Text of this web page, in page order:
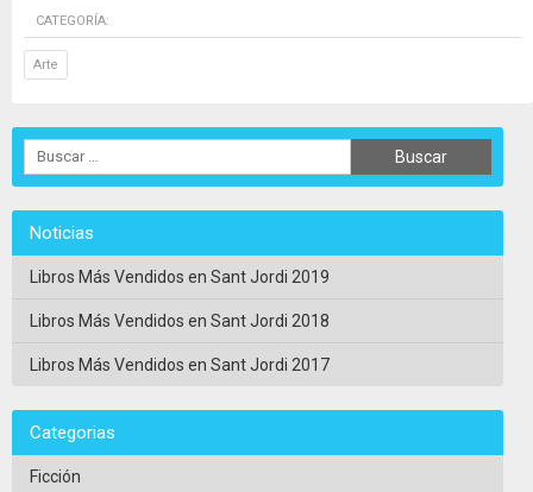
CATEGORÍA:
Arte
Noticias
Libros Más Vendidos en Sant Jordi 2019
Libros Más Vendidos en Sant Jordi 2018
Libros Más Vendidos en Sant Jordi 2017
Categorias
Ficción